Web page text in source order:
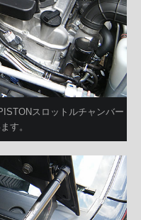
スロットルチャンバー
す。